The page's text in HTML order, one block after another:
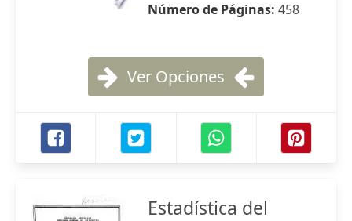
Número de Páginas: 458
Ver Opciones
Estadística del